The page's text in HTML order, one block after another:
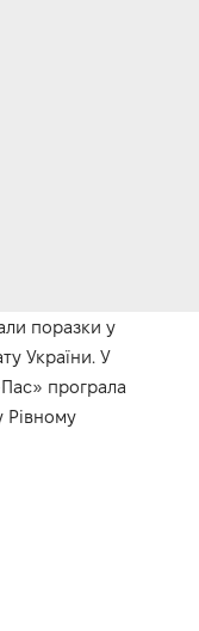
поразки у
України. У
програла
Рівному